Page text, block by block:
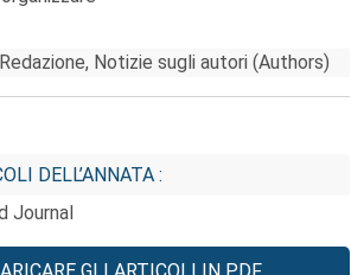
Notizie sugli autori (Authors)
DELL’ANNATA :
Journal